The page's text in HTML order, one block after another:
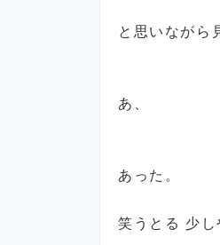
と思いながら
あ、
あった。
笑うとる 少し